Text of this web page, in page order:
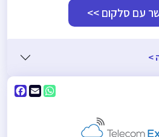
עם סלקום >>
>
Email
WhatsApp